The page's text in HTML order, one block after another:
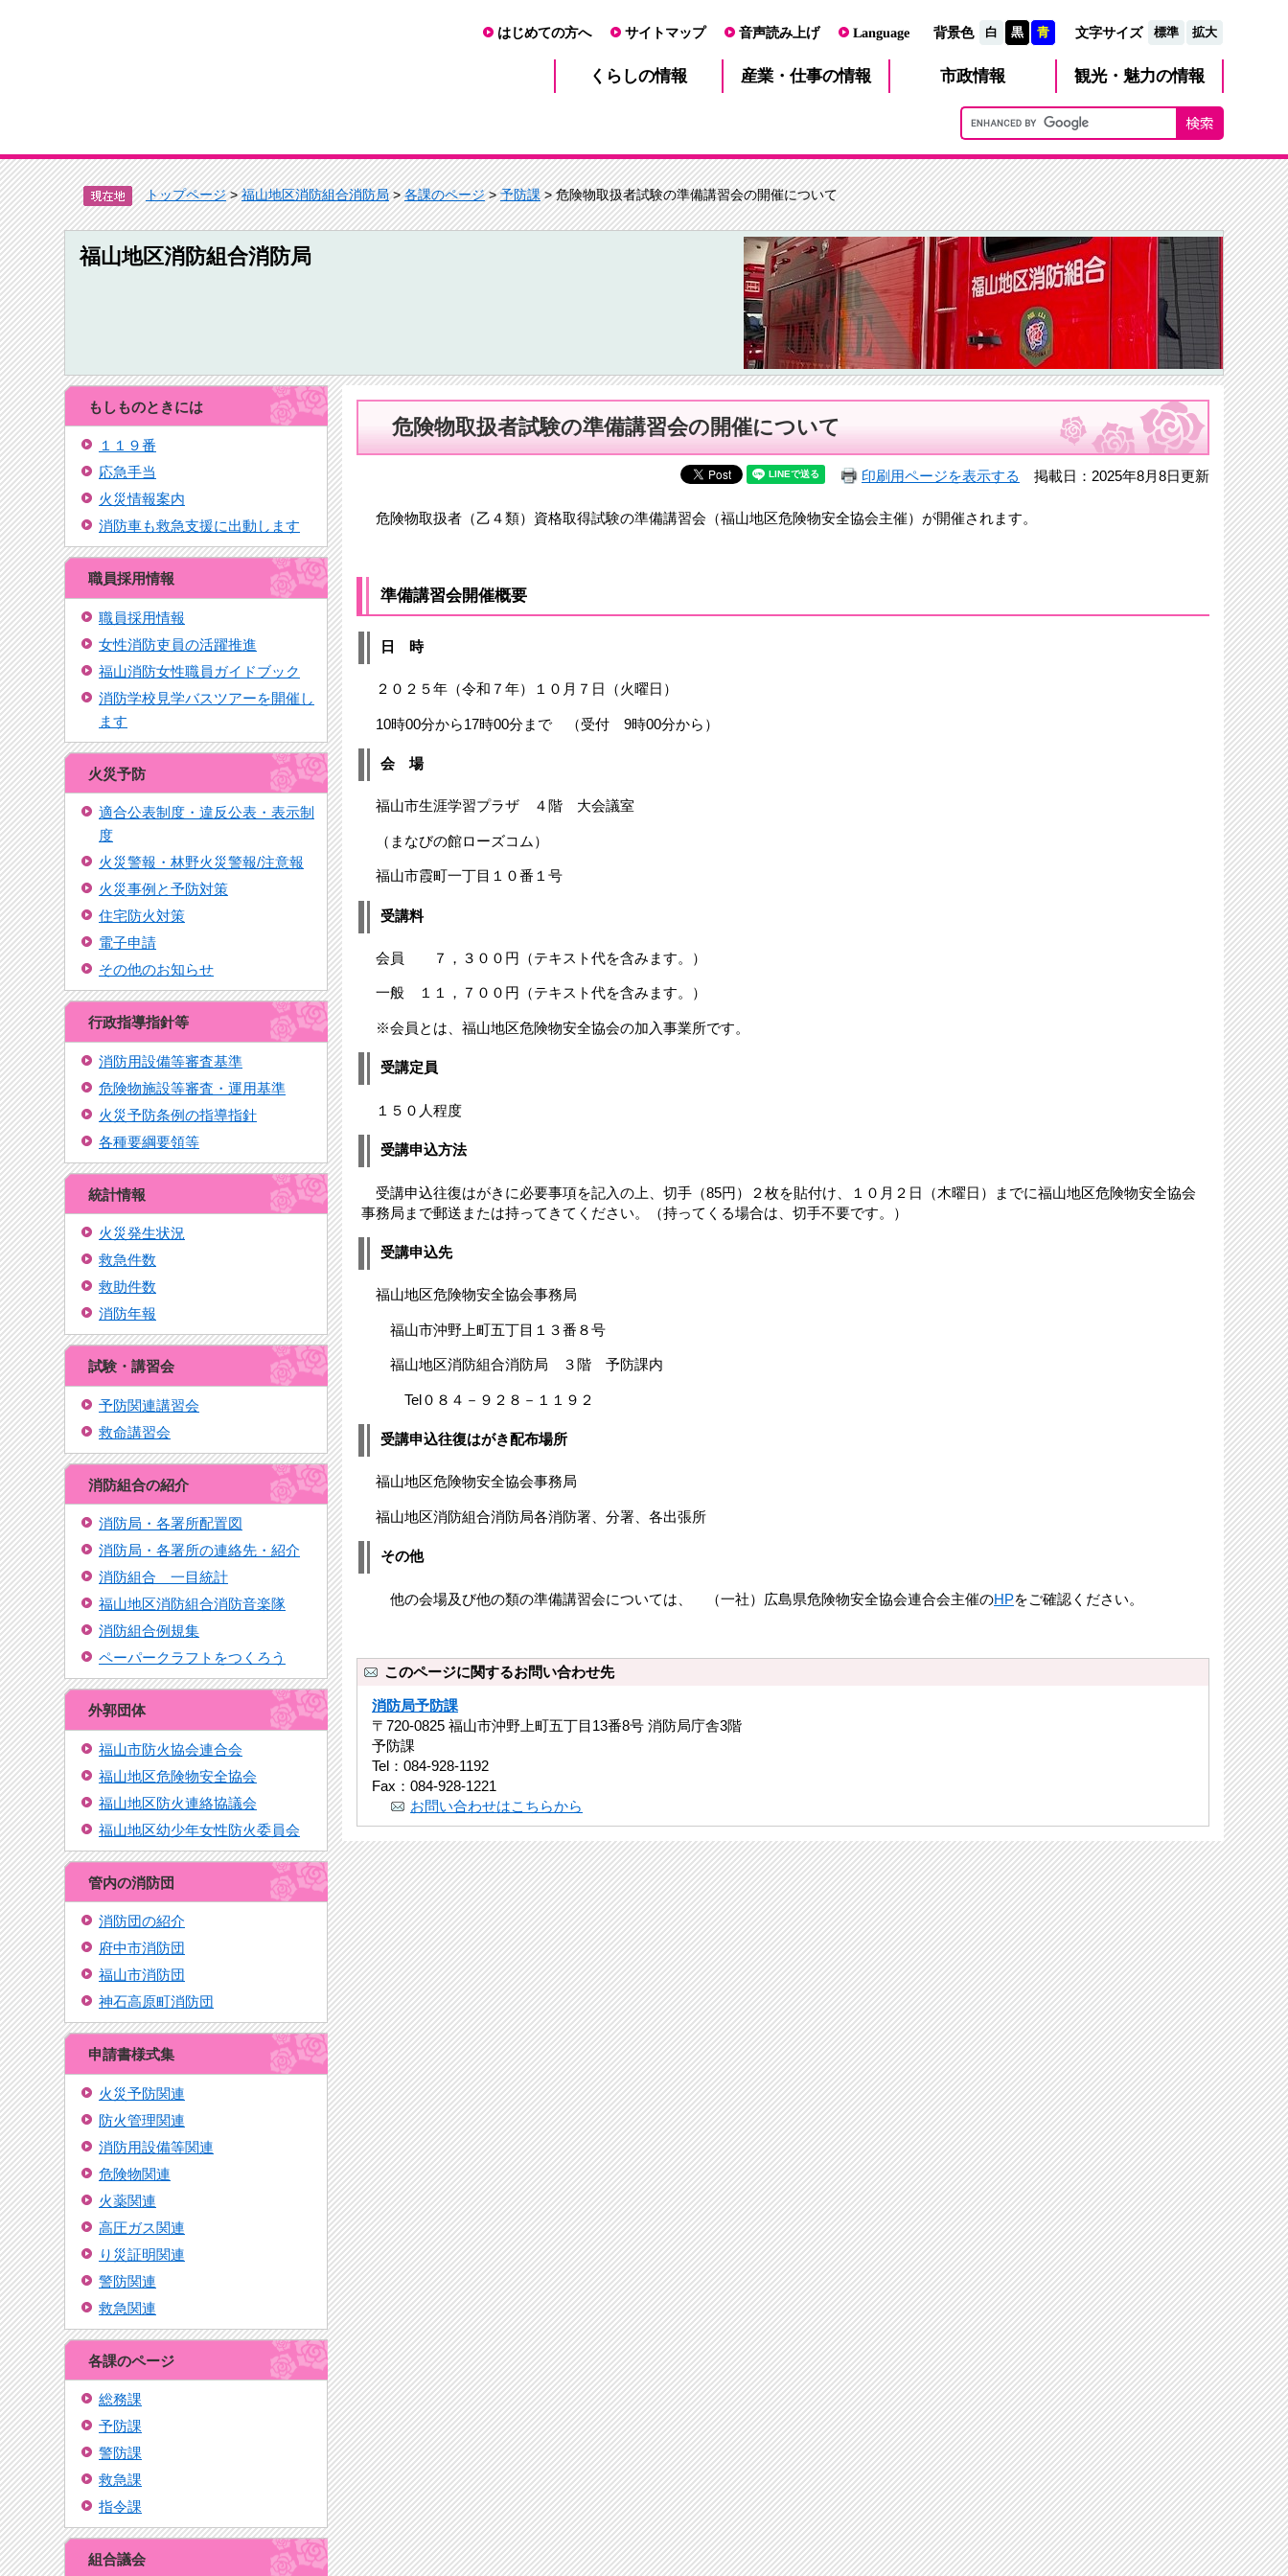
はじめての方へ サイトマップ 音声読み上げ Language 背景色 白 黒 青 文字サイズ 標準 拡大
くらしの情報 産業・仕事の情報 市政情報 観光・魅力の情報
トップページ>福山地区消防組合消防局>各課のページ>予防課> 危険物取扱者試験の準備講習会の開催について
福山地区消防組合消防局
もしものときには
１１９番
応急手当
火災情報案内
消防車も救急支援に出動します
職員採用情報
職員採用情報
女性消防吏員の活躍推進
福山消防女性職員ガイドブック
消防学校見学バスツアーを開催し
ます
火災予防
適合公表制度・違反公表・表示制
度
火災警報・林野火災警報/注意報
火災事例と予防対策
住宅防火対策
電子申請
その他のお知らせ
行政指導指針等
消防用設備等審査基準
危険物施設等審査・運用基準
火災予防条例の指導指針
各種要綱要領等
統計情報
火災発生状況
救急件数
救助件数
消防年報
試験・講習会
予防関連講習会
救命講習会
消防組合の紹介
消防局・各署所配置図
消防局・各署所の連絡先・紹介
消防組合 一目統計
福山地区消防組合消防音楽隊
消防組合例規集
ペーパークラフトをつくろう
外郭団体
福山市防火協会連合会
福山地区危険物安全協会
福山地区防火連絡協議会
福山地区幼少年女性防火委員会
管内の消防団
消防団の紹介
府中市消防団
福山市消防団
神石高原町消防団
申請書様式集
火災予防関連
防火管理関連
消防用設備等関連
危険物関連
火薬関連
高圧ガス関連
り災証明関連
警防関連
救急関連
各課のページ
総務課
予防課
警防課
救急課
指令課
組合議会
危険物取扱者試験の準備講習会の開催について
印刷用ページを表示する 掲載日：2025年8月8日更新
危険物取扱者（乙４類）資格取得試験の準備講習会（福山地区危険物安全協会主催）が開催されます。
準備講習会開催概要
日 時
２０２５年（令和７年）１０月７日（火曜日）
10時00分から17時00分まで （受付 9時00分から）
会 場
福山市生涯学習プラザ ４階 大会議室
（まなびの館ローズコム）
福山市霞町一丁目１０番１号
受講料
会員 ７，３００円（テキスト代を含みます。）
一般 １１，７００円（テキスト代を含みます。）
※会員とは、福山地区危険物安全協会の加入事業所です。
受講定員
１５０人程度
受講申込方法
受講申込往復はがきに必要事項を記入の上、切手（85円）２枚を貼付け、１０月２日（木曜日）までに福山地区危険物安全協会
事務局まで郵送または持ってきてください。（持ってくる場合は、切手不要です。）
受講申込先
福山地区危険物安全協会事務局
福山市沖野上町五丁目１３番８号
福山地区消防組合消防局 ３階 予防課内
Tel０８４－９２８－１１９２
受講申込往復はがき配布場所
福山地区危険物安全協会事務局
福山地区消防組合消防局各消防署、分署、各出張所
その他
他の会場及び他の類の準備講習会については、 （一社）広島県危険物安全協会連合会主催のHPをご確認ください。
このページに関するお問い合わせ先
消防局予防課
〒720-0825 福山市沖野上町五丁目13番8号 消防局庁舎3階
予防課
Tel：084-928-1192
Fax：084-928-1221
お問い合わせはこちらから